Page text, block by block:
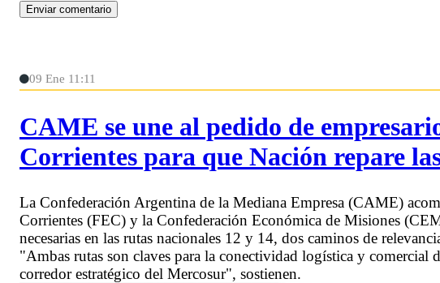
09 Ene 11:11
CAME se une al pedido de
Corrientes para que Nación repare
La Confederación Argentina de la Mediana Empresa (CAME)
Corrientes (FEC) y la Confederación Económica de Misiones
necesarias en las rutas nacionales 12 y 14, dos caminos de
"Ambas rutas son claves para la conectividad logística y comercial
corredor estratégico del Mercosur", sostienen.